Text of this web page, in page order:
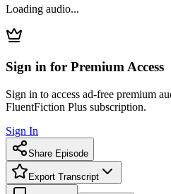
Loading audio...
Sign in for Premium Access
Sign in to access ad-free premium
FluentFiction Plus subscription.
Sign In
Share Episode
Export Transcript